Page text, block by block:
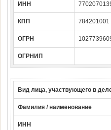
ИНН
КПП 784201001
ОГРН
ОГРНИП
Вид лица, участвующего в
Фамилия / наименование
ИНН